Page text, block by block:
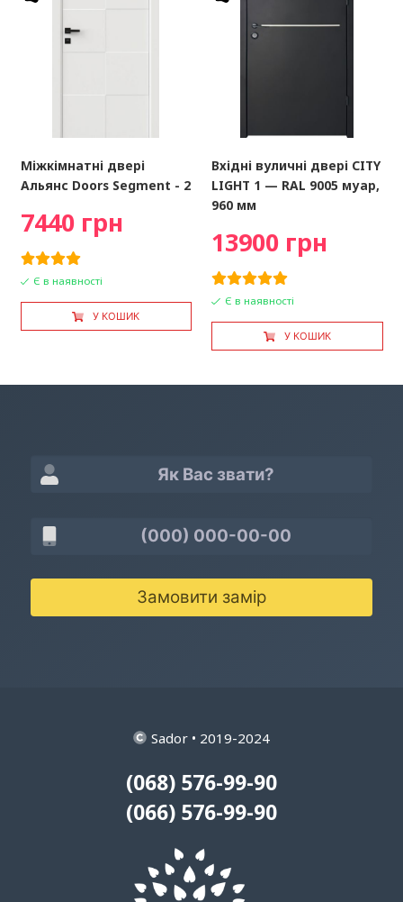
Міжкімнатні двері
Альянс Doors Segment - 2
7440 грн
Є в наявності
У КОШИК
Вхідні вуличні двері CITY
LIGHT 1 — RAL 9005 муар,
960 мм
13900 грн
Є в наявності
У КОШИК
Замовити замір
Sador • 2019-2024
(068) 576-99-90
(066) 576-99-90